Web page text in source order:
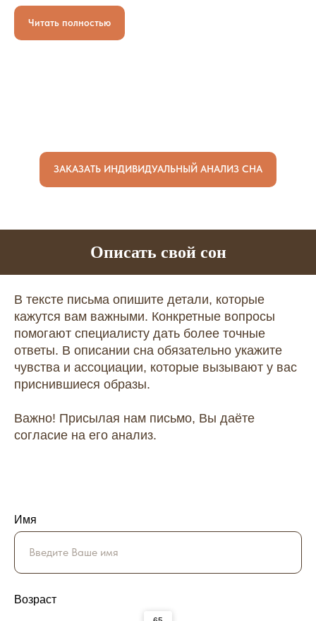
Читать полностью
ЗАКАЗАТЬ ИНДИВИДУАЛЬНЫЙ АНАЛИЗ СНА
Описать свой сон
В тексте письма опишите детали, которые
кажутся вам важными. Конкретные вопросы
помогают специалисту дать более точные
ответы. В описании сна обязательно укажите
чувства и ассоциации, которые вызывают у вас
приснившиеся образы.
Важно! Присылая нам письмо, Вы даёте
согласие на его анализ.
Имя
Возраст